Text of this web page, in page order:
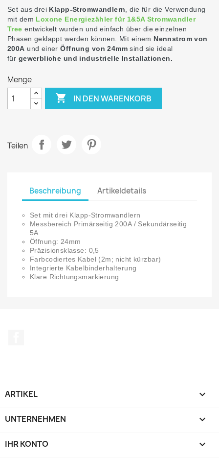
Set aus drei Klapp-Stromwandlern , die für die Verwendung
mit dem Loxone Energiezähler für 1&5A Stromwandler
Tree entwickelt wurden und einfach über die einzelnen
Phasen geklappt werden können. Mit einem Nennstrom von
200A und einerÖffnung von 24mm sind sie ideal
für gewerbliche und industrielle Installationen.
Menge
 IN DEN WARENKORB
Teilen
Beschreibung Artikeldetails
Set mit drei Klapp-Stromwandlern
Messbereich Primärseitig 200A / Sekundärseitig
5A
Öffnung: 24mm
Präzisionsklasse: 0,5
Farbcodiertes Kabel (2m; nicht kürzbar)
Integrierte Kabelbinderhalterung
Klare Richtungsmarkierung
ARTIKEL 
UNTERNEHMEN 
IHR KONTO 